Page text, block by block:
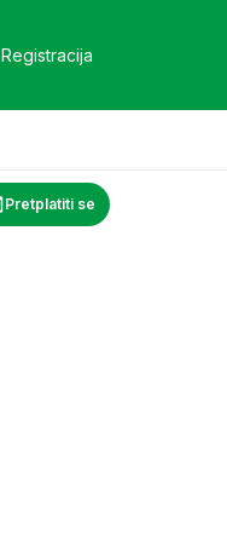
Registracija
Pretplatiti se